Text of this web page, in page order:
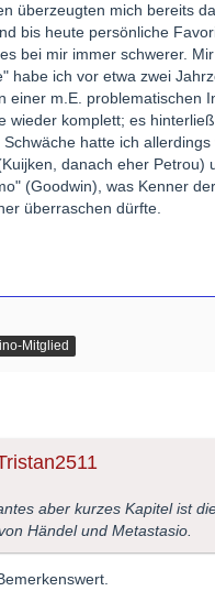
überzeugten mich bereits
bis heute persönliche
bei mir immer schwerer.
habe ich vor etwa zwei
einer m.E. problematischen
wieder komplett; es
hatte ich
danach eher Petrou)
(Goodwin), was Kenner
überraschen dürfte.
Mitglied
aber kurzes Kapitel ist
Händel und Metastasio.